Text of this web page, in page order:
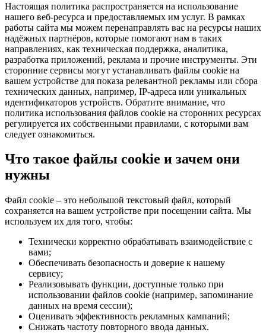
Настоящая политика распространяется на использование
нашего веб-ресурса и предоставляемых им услуг. В рамках
работы сайта мы можем перенаправлять вас на ресурсы наших
надёжных партнёров, которые помогают нам в таких
направлениях, как техническая поддержка, аналитика,
разработка приложений, реклама и прочие инструменты. Эти
сторонние сервисы могут устанавливать файлы cookie на
вашем устройстве для показа релевантной рекламы или сбора
технических данных, например, IP-адреса или уникальных
идентификаторов устройств. Обратите внимание, что
политика использования файлов cookie на сторонних ресурсах
регулируется их собственными правилами, с которыми вам
следует ознакомиться.
Что такое файлы cookie и зачем они
нужны
Файл cookie – это небольшой текстовый файл, который
сохраняется на вашем устройстве при посещении сайта. Мы
используем их для того, чтобы:
Технически корректно обрабатывать взаимодействие с
вами;
Обеспечивать безопасность и доверие к нашему
сервису;
Реализовывать функции, доступные только при
использовании файлов cookie (например, запоминание
данных на время сессии);
Оценивать эффективность рекламных кампаний;
Снижать частоту повторного ввода данных.